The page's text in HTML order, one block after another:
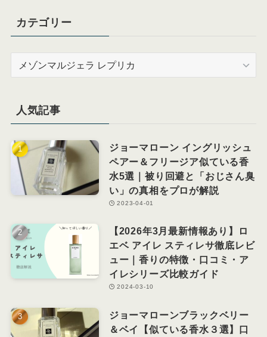
カテゴリー
ー
人気記事
ジョーマローン イングリッシュ
ペアー＆フリージア似ている香
水5選｜被り回避と「おじさん臭
い」の真相をプロが解説
2023-04-01
【2026年3月最新情報あり】ロ
エベ アイレ スティレサ徹底レビ
ュー｜香りの特徴・口コミ・ア
イレシリーズ比較ガイド
2024-03-10
ジョーマローンブラックベリー
＆ベイ【似ている香水３選】口